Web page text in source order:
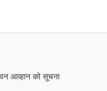
आव्हान को सूचना